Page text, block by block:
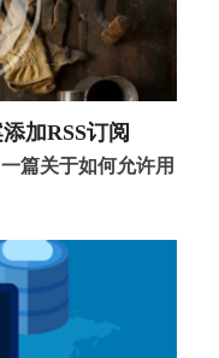
加RSS订阅
篇关于如何允许用